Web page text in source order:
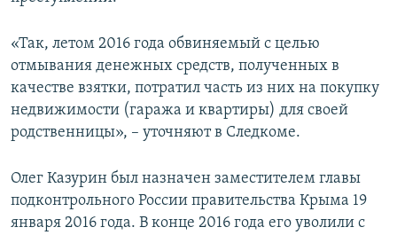
«Так, летом 2016 года обвиняемый с целью
отмывания денежных средств, полученных в
качестве взятки, потратил часть из них на покупку
недвижимости (гаража и квартиры) для своей
родственницы», – уточняют в Следкоме.
Олег Казурин был назначен заместителем главы
подконтрольного России правительства Крыма 19
января 2016 года. В конце 2016 года его уволили с